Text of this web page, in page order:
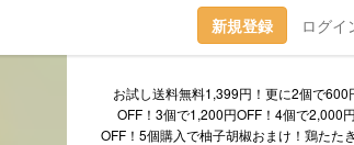
新規登録 ログイ
お試し送料無料1,399円！更に2個で600
OFF！3個で1,200円OFF！4個で2,000円
OFF！5個購入で柚子胡椒おまけ！鶏たた